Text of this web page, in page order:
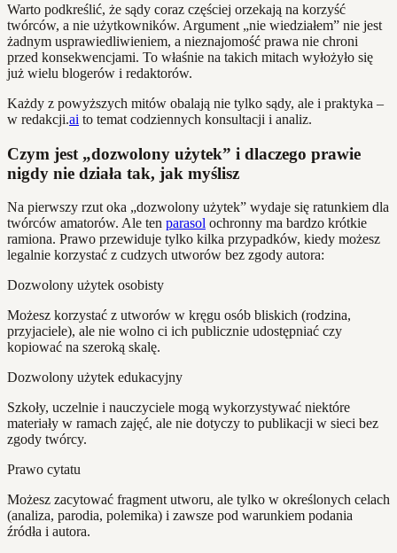
Warto podkreślić, że sądy coraz częściej orzekają na korzyść
twórców, a nie użytkowników. Argument „nie wiedziałem” nie jest
żadnym usprawiedliwieniem, a nieznajomość prawa nie chroni
przed konsekwencjami. To właśnie na takich mitach wyłożyło się
już wielu blogerów i redaktorów.
Każdy z powyższych mitów obalają nie tylko sądy, ale i praktyka –
w redakcji.ai to temat codziennych konsultacji i analiz.
Czym jest „dozwolony użytek” i dlaczego prawie
nigdy nie działa tak, jak myślisz
Na pierwszy rzut oka „dozwolony użytek” wydaje się ratunkiem dla
twórców amatorów. Ale ten parasol ochronny ma bardzo krótkie
ramiona. Prawo przewiduje tylko kilka przypadków, kiedy możesz
legalnie korzystać z cudzych utworów bez zgody autora:
Dozwolony użytek osobisty
Możesz korzystać z utworów w kręgu osób bliskich (rodzina,
przyjaciele), ale nie wolno ci ich publicznie udostępniać czy
kopiować na szeroką skalę.
Dozwolony użytek edukacyjny
Szkoły, uczelnie i nauczyciele mogą wykorzystywać niektóre
materiały w ramach zajęć, ale nie dotyczy to publikacji w sieci bez
zgody twórcy.
Prawo cytatu
Możesz zacytować fragment utworu, ale tylko w określonych celach
(analiza, parodia, polemika) i zawsze pod warunkiem podania
źródła i autora.